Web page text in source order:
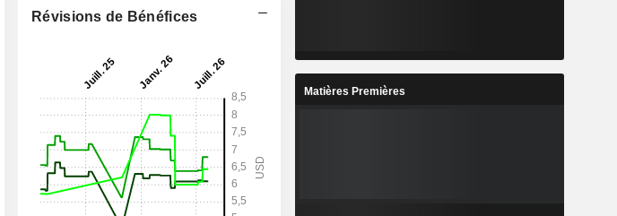
1,12 % 1,39 % 1,24 % 1,04 %
- -
- - -
- -
1,227 1,36 1,622
Révisions de Bénéfices
Matières Premières